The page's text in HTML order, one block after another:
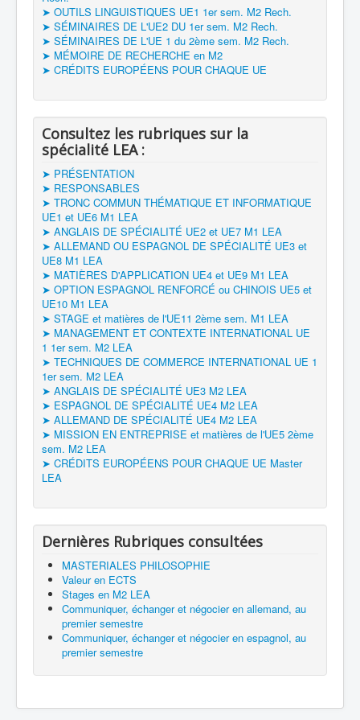
➤ OUTILS LINGUISTIQUES UE1 1er sem. M2 Rech.
➤ SÉMINAIRES DE L'UE2 DU 1er sem. M2 Rech.
➤ SÉMINAIRES DE L'UE 1 du 2ème sem. M2 Rech.
➤ MÉMOIRE DE RECHERCHE en M2
➤ CRÉDITS EUROPÉENS POUR CHAQUE UE
Consultez les rubriques sur la
spécialité LEA :
➤ PRÉSENTATION
➤ RESPONSABLES
➤ TRONC COMMUN THÉMATIQUE ET INFORMATIQUE
UE1 et UE6 M1 LEA
➤ ANGLAIS DE SPÉCIALITÉ UE2 et UE7 M1 LEA
➤ ALLEMAND OU ESPAGNOL DE SPÉCIALITÉ UE3 et
UE8 M1 LEA
➤ MATIÈRES D'APPLICATION UE4 et UE9 M1 LEA
➤ OPTION ESPAGNOL RENFORCÉ ou CHINOIS UE5 et
UE10 M1 LEA
➤ STAGE et matières de l'UE11 2ème sem. M1 LEA
➤ MANAGEMENT ET CONTEXTE INTERNATIONAL UE
1 1er sem. M2 LEA
➤ TECHNIQUES DE COMMERCE INTERNATIONAL UE 1
1er sem. M2 LEA
➤ ANGLAIS DE SPÉCIALITÉ UE3 M2 LEA
➤ ESPAGNOL DE SPÉCIALITÉ UE4 M2 LEA
➤ ALLEMAND DE SPÉCIALITÉ UE4 M2 LEA
➤ MISSION EN ENTREPRISE et matières de l'UE5 2ème
sem. M2 LEA
➤ CRÉDITS EUROPÉENS POUR CHAQUE UE Master
LEA
Dernières Rubriques consultées
MASTERIALES PHILOSOPHIE
Valeur en ECTS
Stages en M2 LEA
Communiquer, échanger et négocier en allemand, au
premier semestre
Communiquer, échanger et négocier en espagnol, au
premier semestre